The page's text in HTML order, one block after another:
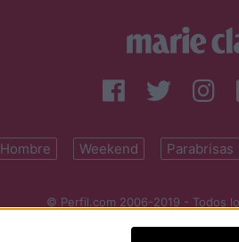
Hombre Weekend Parabrisas
© Perfil.com 2006-2019 - Todos